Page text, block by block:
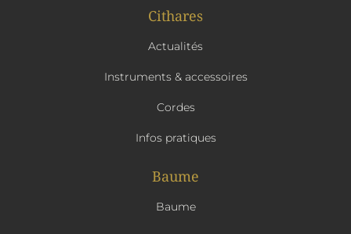
Cithares
Actualités
Instruments & accessoires
Cordes
Infos pratiques
Baume
Baume